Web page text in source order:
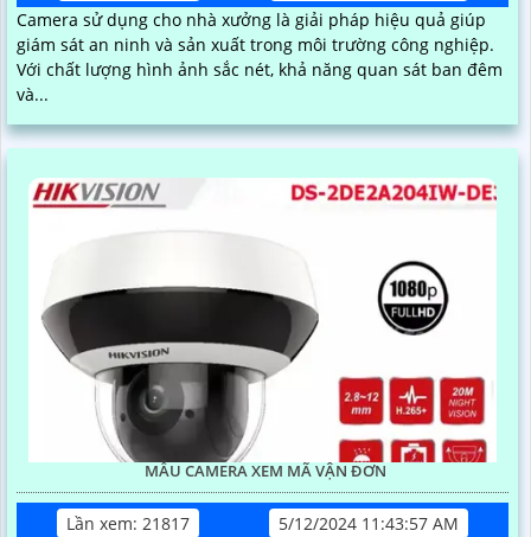
Camera sử dụng cho nhà xưởng là giải pháp hiệu quả giúp
giám sát an ninh và sản xuất trong môi trường công nghiệp.
Với chất lượng hình ảnh sắc nét, khả năng quan sát ban đêm
và...
MẪU CAMERA XEM MÃ VẬN ĐƠN
Lần xem: 21817
5/12/2024 11:43:57 AM